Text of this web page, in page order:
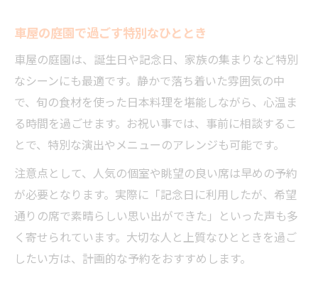
車屋の庭園で過ごす特別なひととき
車屋の庭園は、誕生日や記念日、家族の集まりなど特別
なシーンにも最適です。静かで落ち着いた雰囲気の中
で、旬の食材を使った日本料理を堪能しながら、心温ま
る時間を過ごせます。お祝い事では、事前に相談するこ
とで、特別な演出やメニューのアレンジも可能です。
注意点として、人気の個室や眺望の良い席は早めの予約
が必要となります。実際に「記念日に利用したが、希望
通りの席で素晴らしい思い出ができた」といった声も多
く寄せられています。大切な人と上質なひとときを過ご
したい方は、計画的な予約をおすすめします。